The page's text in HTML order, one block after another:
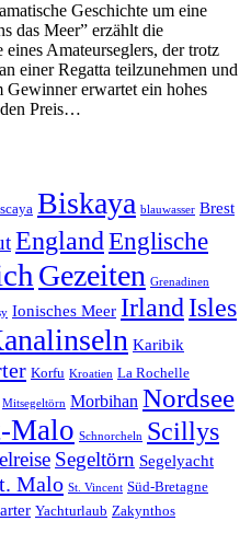
Geschichte um eine
das Meer” erzählt die
Amateurseglers, der trotz
einer Regatta teilzunehmen und
Gewinner erwartet ein hohes
Preis…
Biskaya blauwasser Brest
EnglandEnglische
Gezeiten Grenadinen
Ionisches Meer Irland Isles
Karibik
Korfu Kroatien La Rochelle
Mitsegeltörn Morbihan Nordsee
Malo Schnorcheln Scillys
Segeltörn Segelyacht
Malo St. Vincent Süd-Bretagne
Yachturlaub Zakynthos